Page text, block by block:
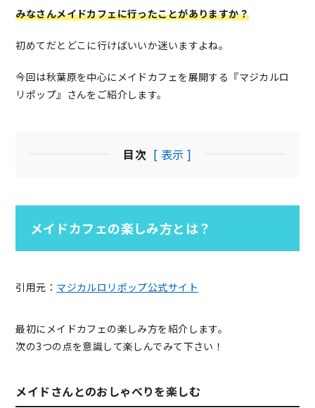
みなさんメイドカフェに行ったことがありますか？
初めてだとどこに行けばいいか迷いますよね。
今回は秋葉原を中心にメイドカフェを展開する『マジカルロ
リポップ』さんをご紹介します。
目次 [ 表示 ]
メイドカフェの楽しみ方とは？
引用元： マジカルロリポップ公式サイト
最初にメイドカフェの楽しみ方を紹介します。
次の3つの点を意識して楽しんでみて下さい！
メイドさんとのおしゃべりを楽しむ